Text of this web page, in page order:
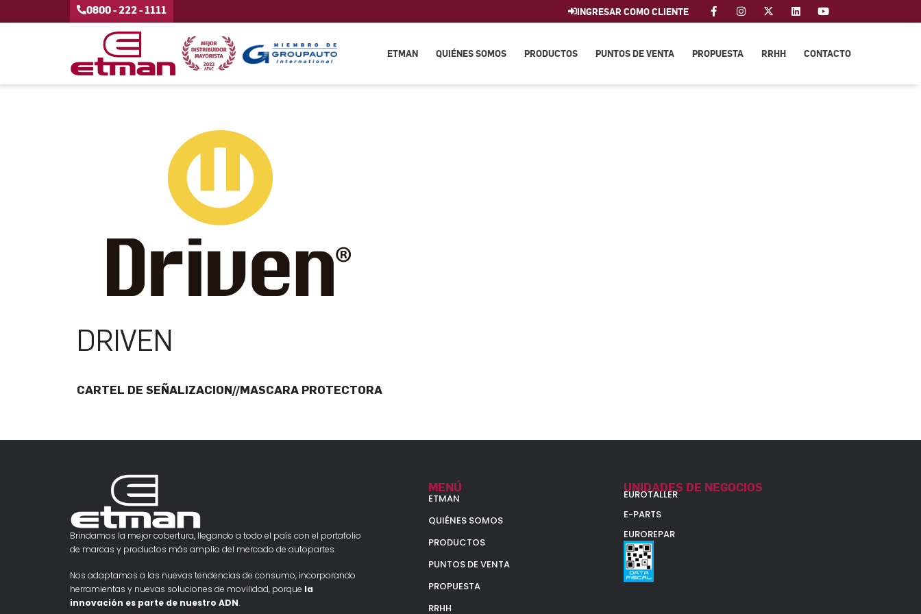
0800 - 222 - 1111 INGRESAR COMO CLIENTE
ETMAN QUIÉNES SOMOS PRODUCTOS PUNTOS DE VENTA PROPUESTA RRHH CONTACTO
DRIVEN
CARTEL DE SEÑALIZACION//MASCARA PROTECTORA
Brindamos la mejor cobertura, llegando a todo el país con el portafolio
de marcas y productos más amplio del mercado de autopartes.
Nos adaptamos a las nuevas tendencias de consumo, incorporando
herramientas y nuevas soluciones de movilidad, porque la
innovación es parte de nuestro ADN.
MENÚ
ETMAN
QUIÉNES SOMOS
PRODUCTOS
PUNTOS DE VENTA
PROPUESTA
RRHH
UNIDADES DE NEGOCIOS
EUROTALLER
E-PARTS
EUROREPAR